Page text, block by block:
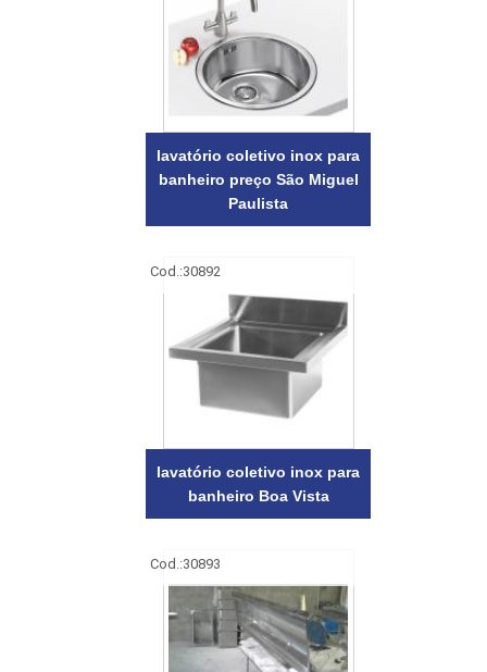
lavatório coletivo inox para
banheiro preço São Miguel
Paulista
Cod.:30892
lavatório coletivo inox para
banheiro Boa Vista
Cod.:30893